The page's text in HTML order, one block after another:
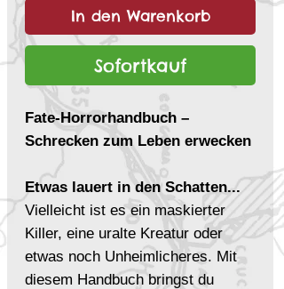
In den Warenkorb
Sofortkauf
Fate-Horrorhandbuch –
Schrecken zum Leben erwecken
Etwas lauert in den Schatten...
Vielleicht ist es ein maskierter
Killer, eine uralte Kreatur oder
etwas noch Unheimlicheres. Mit
diesem Handbuch bringst du